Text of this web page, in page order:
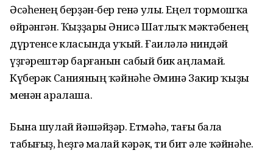
Әсәһенең берҙән-бер генә улы. Еңел тормошҡа
өйрәнгән. Ҡыҙҙары Әнисә Шатлыҡ мәктәбенең
дүртенсе класында уҡый. Ғаиләлә ниндәй
үҙгәрештәр барғанын сабый бик аңламай.
Күберәк Санияның ҡәйнәһе Әминә Закир ҡыҙы
менән аралаша.
Бына шулай йәшәйҙәр. Етмәһә, тағы бала
табығыҙ, һеҙгә малай кәрәк, ти бит әле ҡәйнәһе.